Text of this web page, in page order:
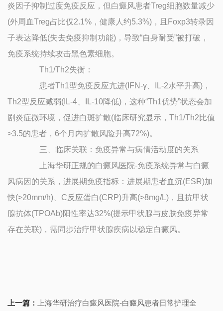
炎因子抑制过度免疫反应，但白癜风患者Treg细胞数量减少
(外周血Treg占比仅2.1%，健康人约5.3%)，且Foxp3转录因
子表达降低(失去免疫抑制功能)，导致“自身耐受”被打破，
免疫系统持续攻击黑色素细胞。
Th1/Th2失衡：
患者Th1型免疫反应亢进(IFN-γ、IL-2水平升高)，
Th2型反应减弱(IL-4、IL-10降低)，这种“Th1优势”状态会加
剧炎症微环境，促进白斑扩散(临床研究显示，Th1/Th2比值
>3.5的患者，6个月内扩散风险升高72%)。
三、临床关联：免疫异常与病情活动度的关系
上海华研正规的白癜风医院-免疫系统异常与白癜
风病因的关系，进展期免疫指标：进展期患者血沉(ESR)加
快(>20mm/h)、C反应蛋白(CRP)升高(>8mg/L)，且抗甲状
腺抗体(TPOAb)阳性率达32%(提示甲状腺与皮肤免疫异常
存在关联)，需同步治疗甲状腺疾病以稳定白癜风。
上一篇： 上海华研治疗白癜风医院-白癜风患者日常护理全